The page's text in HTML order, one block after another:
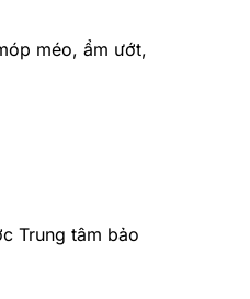
méo, ẩm ướt,
Trung tâm bảo